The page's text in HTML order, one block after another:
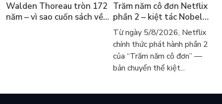
Walden Thoreau tròn 172
năm – vì sao cuốn sách về
Trăm năm cô đơn Netflix
phần 2 – kiệt tác Nobel
trở lại màn ảnh, dòng
người tìm đọc lại García
Márquez
Từ ngày 5/8/2026, Netflix
chính thức phát hành phần 2
của “Trăm năm cô đơn” —
bản chuyển thể kiệt...